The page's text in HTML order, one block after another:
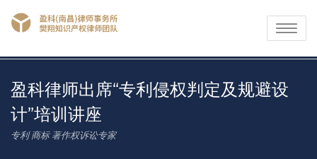
Toggle
盈科律师出席“专利侵权判定及规避设
计”培训讲座
专利 商标 著作权诉讼专家